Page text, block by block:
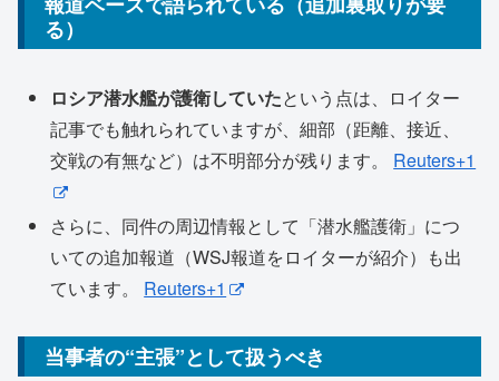
る）
ロシア潜水艦が護衛していたという点は、ロイター
記事でも触れられていますが、細部（距離、接近、
交戦の有無など）は不明部分が残ります。 Reuters+1
さらに、同件の周辺情報として「潜水艦護衛」につ
いての追加報道（WSJ報道をロイターが紹介）も出
ています。 Reuters+1
当事者の“主張”として扱うべき